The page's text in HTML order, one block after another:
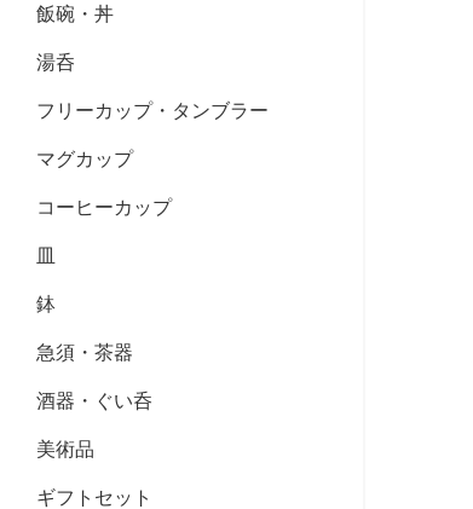
飯碗・丼
湯呑
フリーカップ・タンブラー
マグカップ
コーヒーカップ
皿
鉢
急須・茶器
酒器・ぐい呑
美術品
ギフトセット